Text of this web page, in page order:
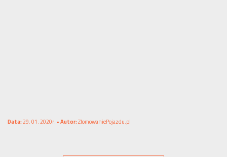
Data:29. 01. 2020r. •Autor:ZlomowaniePojazdu.pl